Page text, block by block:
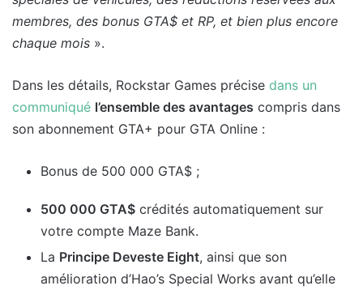
membres, des bonus GTA$ et RP, et bien plus encore
chaque mois ».
Dans les détails, Rockstar Games précise dans un
communiqué l’ensemble des avantages compris dans
son abonnement GTA+ pour GTA Online :
Bonus de 500 000 GTA$ ;
500 000 GTA$ crédités automatiquement sur
votre compte Maze Bank.
La Principe Deveste Eight, ainsi que son
amélioration d’Hao’s Special Works avant qu’elle